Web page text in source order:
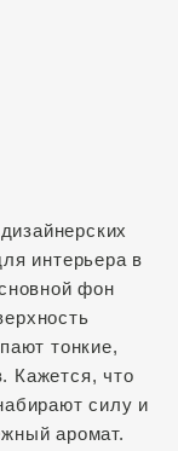
интерьера в
фон
тонкие,
Кажется, что
силу и
аромат.